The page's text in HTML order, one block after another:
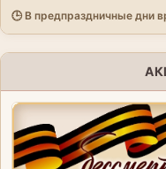
🕒 В предпраздничные дни